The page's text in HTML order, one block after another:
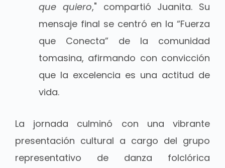
que quiero," compartió Juanita. Su
mensaje final se centró en la “Fuerza
que Conecta” de la comunidad
tomasina, afirmando con convicción
que la excelencia es una actitud de
vida.
La jornada culminó con una vibrante
presentación cultural a cargo del grupo
representativo de danza folclórica